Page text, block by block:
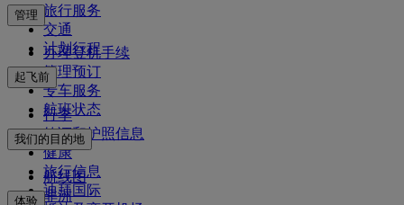
旅行服务
交通
计划行程
管理
办理登机手续
管理预订
专车服务
航班状态
起飞前
行李
签证和护照信息
健康
旅行信息
迪拜国际
我们的目的地
航线图
非洲
体验